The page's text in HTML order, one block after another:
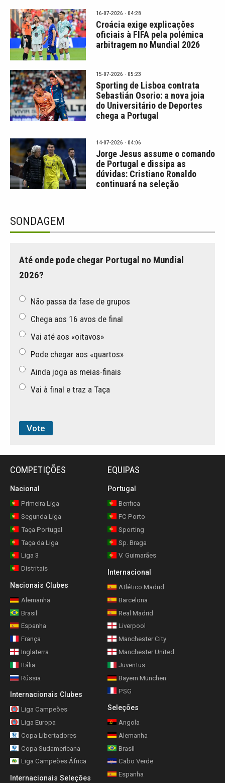
16-07-2026 · 04:28
Croácia exige explicações
oficiais à FIFA pela polémica
arbitragem no Mundial 2026
15-07-2026 · 05:23
Sporting de Lisboa contrata
Sebastián Osorio: a nova joia
do Universitário de Deportes
chega a Portugal
14-07-2026 · 04:06
Jorge Jesus assume o comando
de Portugal e dissipa as
dúvidas: Cristiano Ronaldo
continuará na seleção
SONDAGEM
Até onde pode chegar Portugal no Mundial
2026?
Não passa da fase de grupos
Chega aos 16 avos de final
Vai até aos «oitavos»
Pode chegar aos «quartos»
Ainda joga as meias-finais
Vai à final e traz a Taça
COMPETIÇÕES
Nacional
Primeira Liga
Segunda Liga
Taça Portugal
Taça da Liga
Liga 3
Distritais
Nacionais Clubes
Alemanha
Brasil
Espanha
França
Inglaterra
Itália
Rússia
Internacionais Clubes
Liga Campeões
Liga Europa
Copa Libertadores
Copa Sudamericana
Liga Campeões África
Internacionais Seleções
EQUIPAS
Portugal
Benfica
FC Porto
Sporting
Sp. Braga
V. Guimarães
Internacional
Atlético Madrid
Barcelona
Real Madrid
Liverpool
Manchester City
Manchester United
Juventus
Bayern München
PSG
Seleções
Angola
Alemanha
Brasil
Cabo Verde
Espanha